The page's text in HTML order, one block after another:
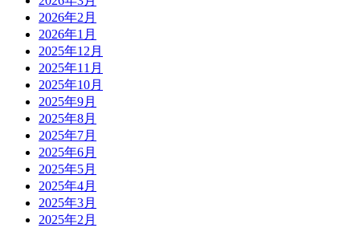
2026年2月
2026年1月
2025年12月
2025年11月
2025年10月
2025年9月
2025年8月
2025年7月
2025年6月
2025年5月
2025年4月
2025年3月
2025年2月